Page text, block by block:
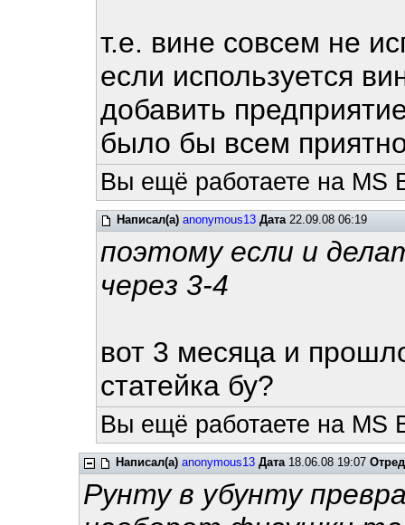
т.е. вине совсем не
если используется
добавить
было бы всем
Вы ещё работаете на MS
Написал(а) anonymous13 Дата22.09.08 06:19
поэтому если и
через 3-4
вот 3 месяца и
статейка бу?
Вы ещё работаете на MS
Написал(а) anonymous13 Дата18.06.08 19:07
Рунту в убунту